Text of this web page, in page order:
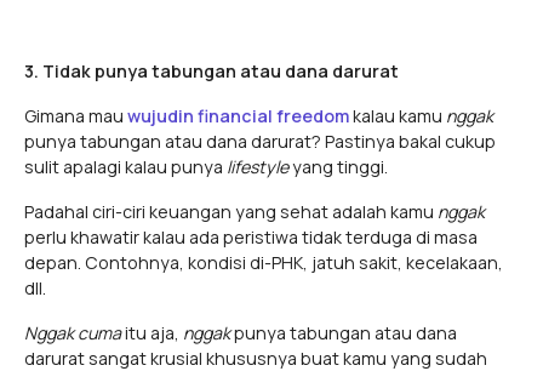
3. Tidak punya tabungan atau dana darurat
Gimana mau wujudin financial freedomkalau kamu nggak
punya tabungan atau dana darurat? Pastinya bakal cukup
sulit apalagi kalau punya lifestyleyang tinggi.
Padahal ciri-ciri keuangan yang sehat adalah kamu nggak
perlu khawatir kalau ada peristiwa tidak terduga di masa
depan. Contohnya, kondisi di-PHK, jatuh sakit, kecelakaan,
dll.
Nggak cumaitu aja, nggakpunya tabungan atau dana
darurat sangat krusial khususnya buat kamu yang sudah